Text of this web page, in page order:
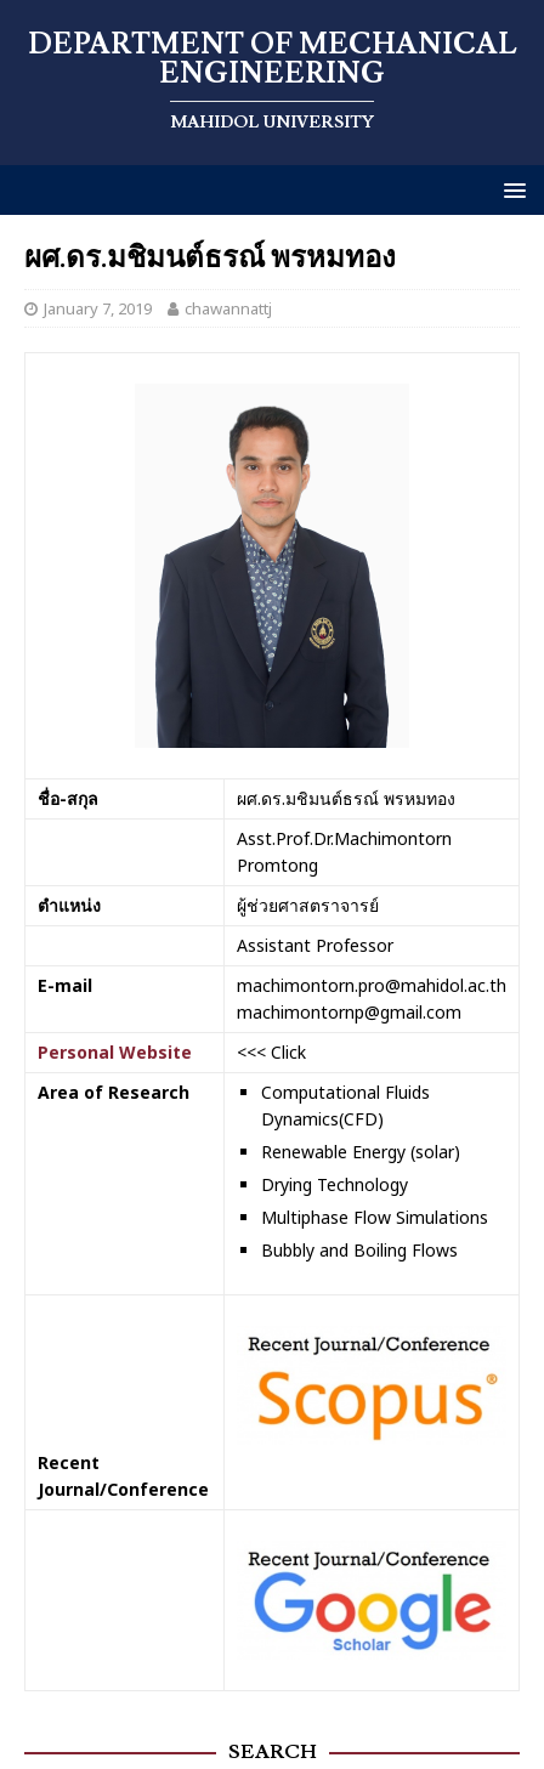
DEPARTMENT OF MECHANICAL
ENGINEERING
MAHIDOL UNIVERSITY
ผศ.ดร.มชิมนต์ธรณ์ พรหมทอง
January 7, 2019 chawannattj
ชื่อ-สกุล
ผศ.ดร.มชิมนต์ธรณ์ พรหมทอง
Asst.Prof.Dr.Machimontorn
Promtong
ตำแหน่ง
ผู้ช่วยศาสตราจารย์
Assistant Professor
E-mail
machimontorn.pro@mahidol.ac.th
machimontornp@gmail.com
Personal Website
<<< Click
Area of Research
Computational Fluids
Dynamics(CFD)
Renewable Energy (solar)
Drying Technology
Multiphase Flow Simulations
Bubbly and Boiling Flows
Recent
Journal/Conference
SEARCH